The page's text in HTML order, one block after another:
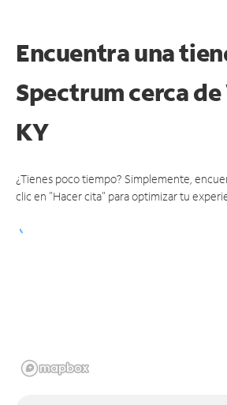
Encuentra una
Spectrumcerca de
KY
¿Tienes poco tiempo? Simplemente,
clic en "Hacer cita" para optimizar tu